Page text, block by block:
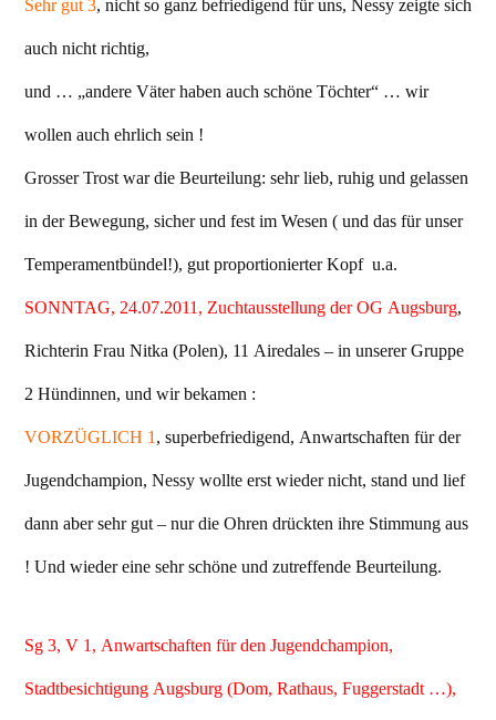
Sehr gut 3, nicht so ganz befriedigend für uns, Nessy zeigte sich
auch nicht richtig,
und … „andere Väter haben auch schöne Töchter“ … wir
wollen auch ehrlich sein !
Grosser Trost war die Beurteilung: sehr lieb, ruhig und gelassen
in der Bewegung, sicher und fest im Wesen ( und das für unser
Temperamentbündel!), gut proportionierter Kopf u.a.
SONNTAG, 24.07.2011, Zuchtausstellung der OG Augsburg,
Richterin Frau Nitka (Polen), 11 Airedales – in unserer Gruppe
2 Hündinnen, und wir bekamen :
VORZÜGLICH 1, superbefriedigend, Anwartschaften für der
Jugendchampion, Nessy wollte erst wieder nicht, stand und lief
dann aber sehr gut – nur die Ohren drückten ihre Stimmung aus
! Und wieder eine sehr schöne und zutreffende Beurteilung.
Sg 3, V 1, Anwartschaften für den Jugendchampion,
Stadtbesichtigung Augsburg (Dom, Rathaus, Fuggerstadt …),